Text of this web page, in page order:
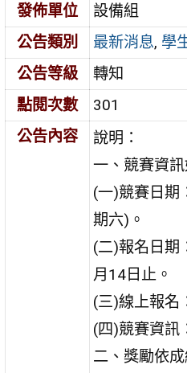
發佈單位
設備組
公告類別
最新消息, 學
公告等級
轉知
點閱次數
301
公告內容
說明：
一、競賽資訊
(一)競賽日期
期六)。
(二)報名日期
月14日止。
(三)線上報
(四)競賽資訊
二、獎勵依